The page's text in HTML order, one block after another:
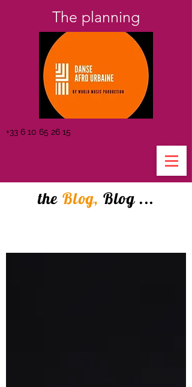
The planning
+33 6 10 65 26 15
the Blog, Blog ...